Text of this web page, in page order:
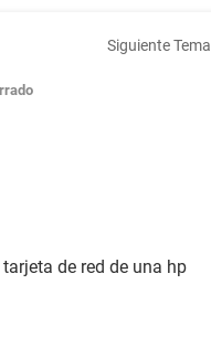
Siguiente Tema
de red de una hp